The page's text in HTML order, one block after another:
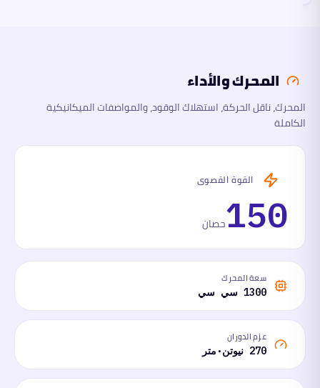
الأبعاد
ما
لها
وما
عليها
المحرك والأداء
المحرك، ناقل الحركة، استهلاك الوقود، والمواصفات الميكانيكية
الكاملة
القوة القصوى
150حصان
سعة المحرك
1300 سي سي
عزم الدوران
270 نيوتن·متر